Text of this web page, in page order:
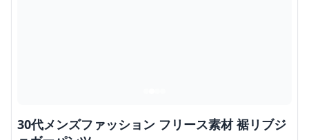
30代メンズファッション フリース素材 裾リブジ